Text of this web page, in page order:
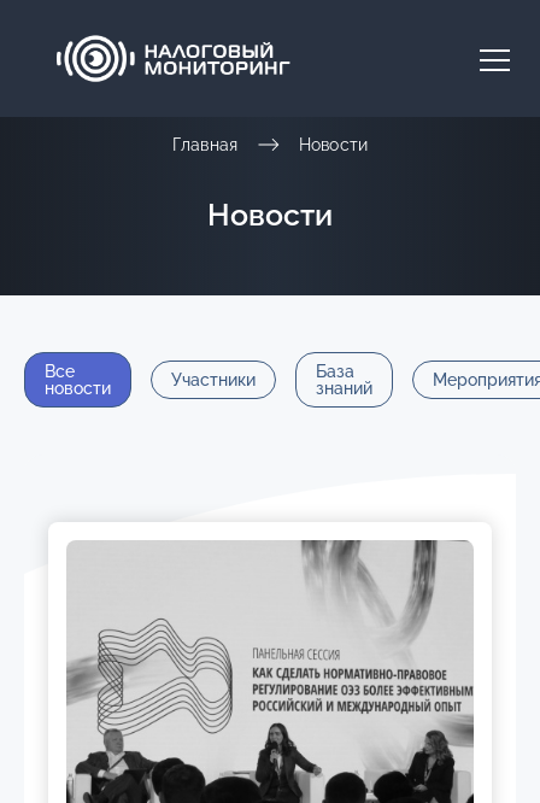
Главная Новости
Новости
Все
новости
Участники
База
знаний